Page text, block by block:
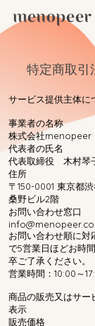
特定商取引
サービス提供主体に
事業者の名称
株式会社menopeer
代表者の氏名
代表取締役 木村琴
住所
〒150-0001 東京都
桑野ビル2階
お問い合わせ窓口
お問い合わせ順に対
で5営業日ほどお時
卒ご了承ください。
営業時間：10:00～
商品の販売又はサー
表示
販売価格